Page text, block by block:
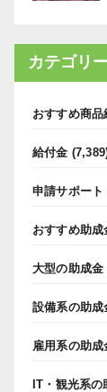
カテゴリ
おすすめ商品
給付金
申請サポート
おすすめ助成
大型の助成金
設備系の助成
雇用系の助成
IT・観光系の